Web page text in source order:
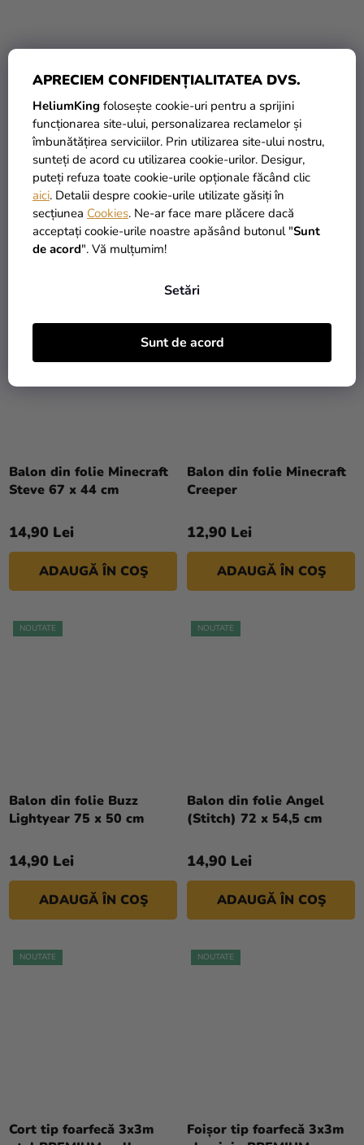
APRECIEM CONFIDENȚIALITATEA DVS.
HeliumKing folosește cookie-uri pentru a sprijini
funcționarea site-ului, personalizarea reclamelor și
îmbunătățirea serviciilor. Prin utilizarea site-ului nostru,
sunteți de acord cu utilizarea cookie-urilor. Desigur,
puteți refuza toate cookie-urile opționale făcând clic
aici. Detalii despre cookie-urile utilizate găsiți în
secțiunea Cookies. Ne-ar face mare plăcere dacă
acceptați cookie-urile noastre apăsând butonul "Sunt
de acord". Vă mulțumim!
Setări
Sunt de acord
Balon din folie Stitch 79
x 84 cm
14,90 Lei
ADAUGĂ ÎN COŞ
Balon din folie Minecraft
TNT
12,90 Lei
Balon din folie Minecraft
Steve 67 x 44 cm
14,90 Lei
ADAUGĂ ÎN COŞ
Balon din folie Minecraft
Creeper
12,90 Lei
ADAUGĂ ÎN COŞ
NOUTATE
Balon din folie Buzz
Lightyear 75 x 50 cm
14,90 Lei
ADAUGĂ ÎN COŞ
NOUTATE
Balon din folie Angel
(Stitch) 72 x 54,5 cm
14,90 Lei
ADAUGĂ ÎN COŞ
NOUTATE
Cort tip foarfecă 3x3m
NOUTATE
Foișor tip foarfecă 3x3m